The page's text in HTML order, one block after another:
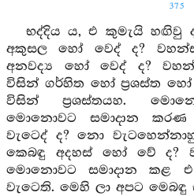
375
භද්දිය ය, එ කුමැයි හඟිවු
අකුසල හෝ වෙද් ද?
අනවද්‍ය හෝ වෙද් ද?
විසින් ගර්හිත හෝ ප්‍රශස්ත
විසින් ප්‍රශස්තයහ.
මොනොවට සමාදාන කරණ
වැටෙද් ද? නො
කෙබඳු අදහස් හෝ වේ
මොනොවට සමාදාන කළ
වැටෙති. මෙහි ලා අපට මෙබඳු